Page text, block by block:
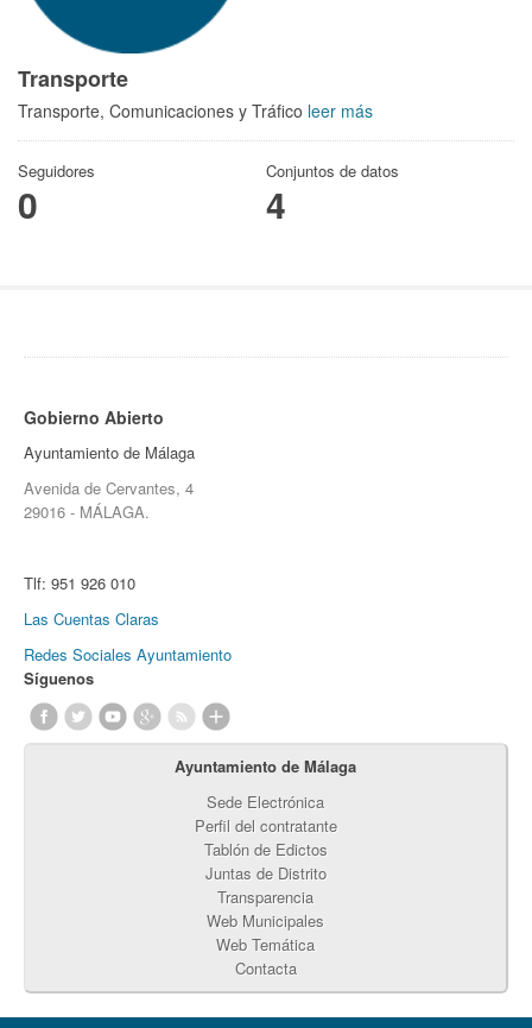
Transporte
Transporte, Comunicaciones y Tráfico leer más
Seguidores
0
Conjuntos de datos
4
Gobierno Abierto
Ayuntamiento de Málaga
Avenida de Cervantes, 4
29016 - MÁLAGA.
Tlf: 951 926 010
Las Cuentas Claras
Redes Sociales Ayuntamiento
Síguenos
Ayuntamiento de Málaga
Sede Electrónica
Perfil del contratante
Tablón de Edictos
Juntas de Distrito
Transparencia
Web Municipales
Web Temática
Contacta